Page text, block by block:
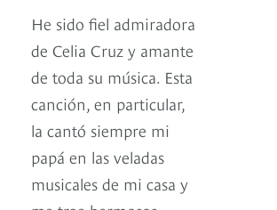
He sido fiel admiradora
de Celia Cruz y amante
de toda su música. Esta
canción, en particular,
la cantó siempre mi
papá en las veladas
musicales de mi casa y